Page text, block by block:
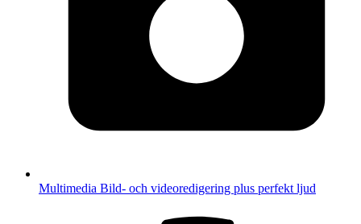
Multimedia Bild- och videoredigering plus perfekt ljud